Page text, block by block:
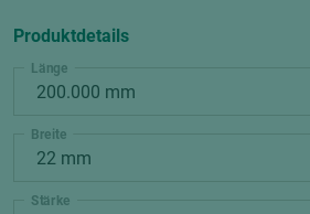
Produktdetails
Länge
Breite
Stärke